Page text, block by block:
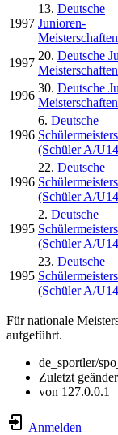
1997
13. Deutsche
Junioren-
1997
20. Deutsche
1996
30. Deutsche
1996
6. Deutsche
(Schüler A/
1996
22. Deutsche
(Schüler A/
1995
2. Deutsche
(Schüler A/
1995
23. Deutsche
(Schüler A/
Für nationale
aufgeführt.
de_sportler/
Zuletzt
von 127.0.0.1
Anmelden